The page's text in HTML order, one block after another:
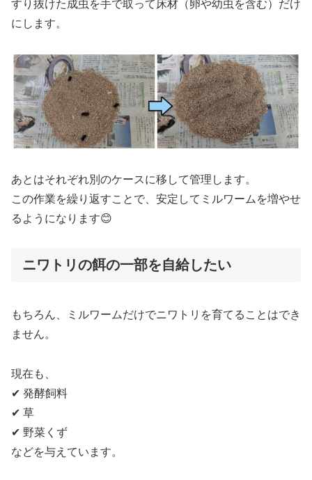
すり抜けた成虫を手で取って床材（卵や幼虫を含む）だけ
にします。
あとはそれぞれ別のケースに移して管理します。
この作業を繰り返すことで、安定してミルワームを増やせ
るようになります😊
ニワトリの餌の一部を自給したい
もちろん、ミルワームだけでニワトリを育てることはでき
ません。
現在も、
✔ 発酵飼料
✔ 草
✔ 野菜くず
などを与えています。